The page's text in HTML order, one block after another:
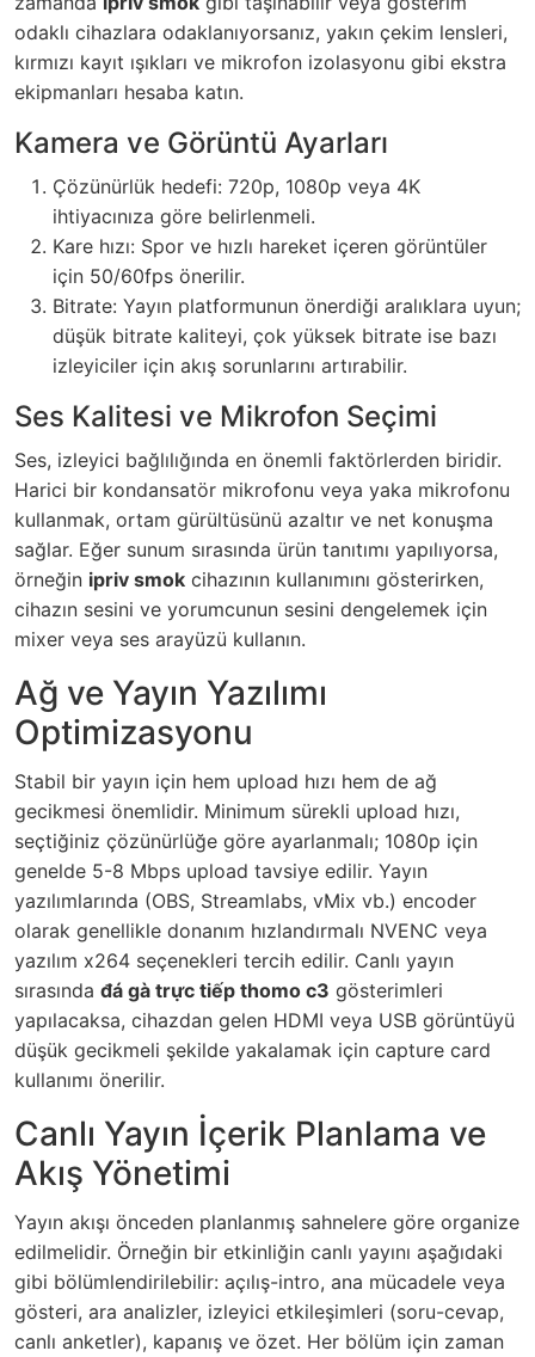
odaklı cihazlara odaklanıyorsanız, yakın çekim lensleri,
kırmızı kayıt ışıkları ve mikrofon izolasyonu gibi ekstra
ekipmanları hesaba katın.
Kamera ve Görüntü Ayarları
Çözünürlük hedefi: 720p, 1080p veya 4K
ihtiyacınıza göre belirlenmeli.
Kare hızı: Spor ve hızlı hareket içeren görüntüler
için 50/60fps önerilir.
Bitrate: Yayın platformunun önerdiği aralıklara uyun;
düşük bitrate kaliteyi, çok yüksek bitrate ise bazı
izleyiciler için akış sorunlarını artırabilir.
Ses Kalitesi ve Mikrofon Seçimi
Ses, izleyici bağlılığında en önemli faktörlerden biridir.
Harici bir kondansatör mikrofonu veya yaka mikrofonu
kullanmak, ortam gürültüsünü azaltır ve net konuşma
sağlar. Eğer sunum sırasında ürün tanıtımı yapılıyorsa,
örneğin ipriv smok cihazının kullanımını gösterirken,
cihazın sesini ve yorumcunun sesini dengelemek için
mixer veya ses arayüzü kullanın.
Ağ ve Yayın Yazılımı
Optimizasyonu
Stabil bir yayın için hem upload hızı hem de ağ
gecikmesi önemlidir. Minimum sürekli upload hızı,
seçtiğiniz çözünürlüğe göre ayarlanmalı; 1080p için
genelde 5-8 Mbps upload tavsiye edilir. Yayın
yazılımlarında (OBS, Streamlabs, vMix vb.) encoder
olarak genellikle donanım hızlandırmalı NVENC veya
yazılım x264 seçenekleri tercih edilir. Canlı yayın
sırasında đá gà trực tiếp thomo c3 gösterimleri
yapılacaksa, cihazdan gelen HDMI veya USB görüntüyü
düşük gecikmeli şekilde yakalamak için capture card
kullanımı önerilir.
Canlı Yayın İçerik Planlama ve
Akış Yönetimi
Yayın akışı önceden planlanmış sahnelere göre organize
edilmelidir. Örneğin bir etkinliğin canlı yayını aşağıdaki
gibi bölümlendirilebilir: açılış-intro, ana mücadele veya
gösteri, ara analizler, izleyici etkileşimleri (soru-cevap,
canlı anketler), kapanış ve özet. Her bölüm için zaman